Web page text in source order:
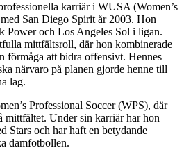
karriär i WUSA (Women’s
San Diego Spirit år 2003. Hon
Power och Los Angeles Sol i ligan.
mittfältsroll, där hon kombinerade
förmåga att bidra offensivt. Hennes
närvaro på planen gjorde henne till
lag.
Professional Soccer (WPS), där
mittfältet. Under sin karriär har hon
Stars och har haft en betydande
damfotbollen.